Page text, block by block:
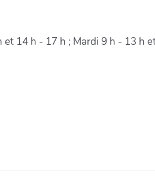
14 h - 17 h ; Mardi 9 h - 13 h